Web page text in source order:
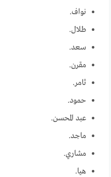
نواف.
طلال.
سعد.
مقرن.
ثامر.
حمود.
عبد المحسن.
ماجد.
مشاري.
هيا.